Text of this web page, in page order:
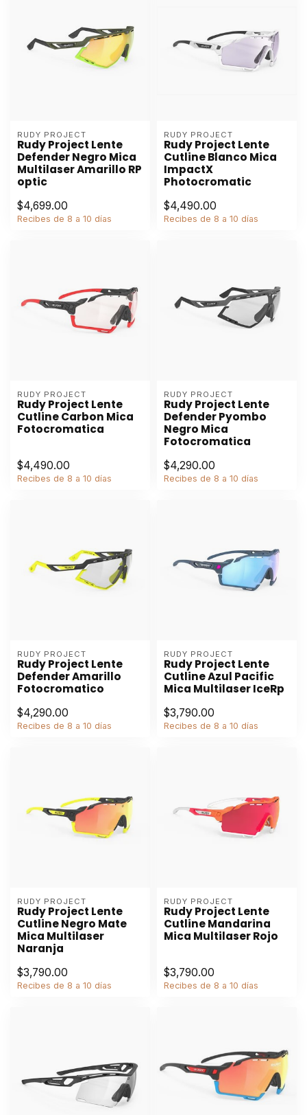
RUDY PROJECT
Rudy Project Lente
Defender Negro Mica
Multilaser Amarillo RP
optic
$4,699.00
Recibes de 8 a 10 días
RUDY PROJECT
Rudy Project Lente
Cutline Blanco Mica
ImpactX
Photocromatic
$4,490.00
Recibes de 8 a 10 días
RUDY PROJECT
Rudy Project Lente
Cutline Carbon Mica
Fotocromatica
$4,490.00
Recibes de 8 a 10 días
RUDY PROJECT
Rudy Project Lente
Defender Pyombo
Negro Mica
Fotocromatica
$4,290.00
Recibes de 8 a 10 días
RUDY PROJECT
Rudy Project Lente
Defender Amarillo
Fotocromatico
$4,290.00
Recibes de 8 a 10 días
RUDY PROJECT
Rudy Project Lente
Cutline Azul Pacific
Mica Multilaser IceRp
$3,790.00
Recibes de 8 a 10 días
RUDY PROJECT
Rudy Project Lente
Cutline Negro Mate
Mica Multilaser
Naranja
$3,790.00
Recibes de 8 a 10 días
RUDY PROJECT
Rudy Project Lente
Cutline Mandarina
Mica Multilaser Rojo
$3,790.00
Recibes de 8 a 10 días